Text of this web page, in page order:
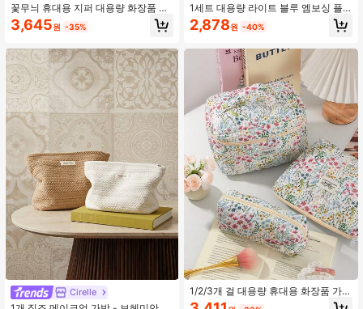
4.94 8.7K 팔로워
꽃무늬 휴대용 지퍼 대용량 화장품 가
방
3,645원 -35%
Cirelle
1세트 대용량 라이트 블루 엠보싱 플
로럴 프린트 지퍼 메이크업 가방, 스킨
케어 파우치, 탐폰 홀더, 립스틱 케이
정리 가방은 화장품, 학용품, 가정 필
수품, 휴일 필수품 및 기숙사 물품 보
관에 적합합니다. 메이크업 가방, 그녀
를 위한 선물, 크리스마스 선물, 여성
선물 아이디어, 파우치, 메이크업 파우
치, 여행 필수품
2,878원 -40%
1/2/3개 걸 대용량 휴대용 화장품 가
방, 꽃무늬 여행용 보관 가방, 패션 퀼